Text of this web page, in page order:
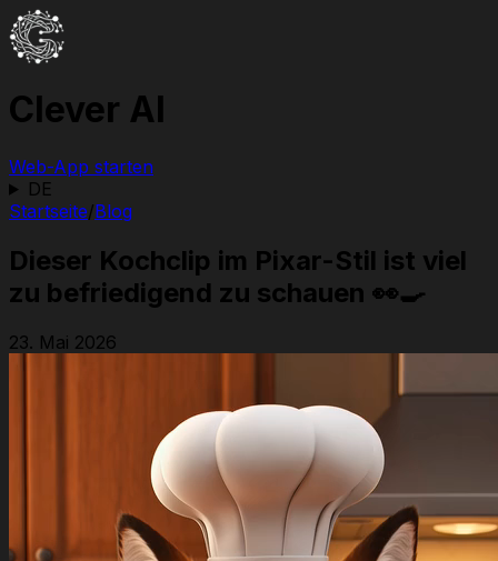
Clever AI
Web-App starten
DE
Startseite/Blog
Dieser Kochclip im Pixar-Stil ist viel
zu befriedigend zu schauen 👀🍳
23. Mai 2026